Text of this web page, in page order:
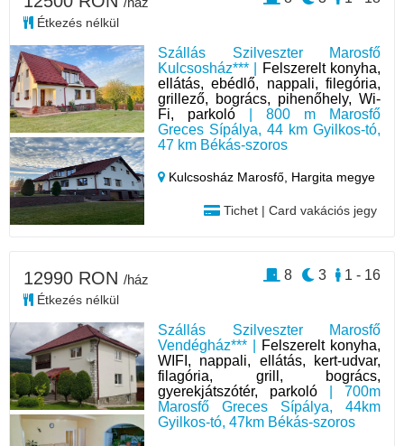
Szállás Szilveszter Marosfő
Kulcsosház*** |
Felszerelt konyha,
ellátás, ebédlő, nappali, filegória,
grillező, bogrács, pihenőhely, Wi-
Fi, parkoló | 800 m Marosfő
Greces Sípálya, 44 km Gyilkos-tó,
47 km Békás-szoros
Kulcsosház Marosfő, Hargita megye
Tichet | Card vakációs jegy
Étkezés nélkül
Szállás Szilveszter Marosfő
Vendégház*** |
Felszerelt konyha,
WIFI, nappali, ellátás, kert-udvar,
filagória, grill, bogrács,
gyerekjátszótér, parkoló | 700m
Marosfő Greces Sípálya, 44km
Gyilkos-tó, 47km Békás-szoros
12990 RON /ház
Étkezés nélkül
1 - 16
3
8